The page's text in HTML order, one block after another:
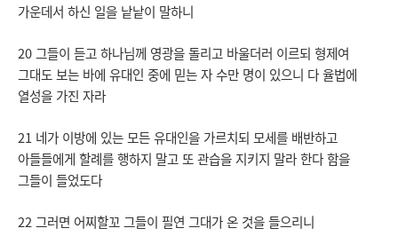
가운데서 하신 일을 낱낱이 말하니
20 그들이 듣고 하나님께 영광을 돌리고 바울더러 이르되 형제여
그대도 보는 바에 유대인 중에 믿는 자 수만 명이 있으니 다 율법에
열성을 가진 자라
21 네가 이방에 있는 모든 유대인을 가르치되 모세를 배반하고
아들들에게 할례를 행하지 말고 또 관습을 지키지 말라 한다 함을
그들이 들었도다
22 그러면 어찌할꼬 그들이 필연 그대가 온 것을 들으리니